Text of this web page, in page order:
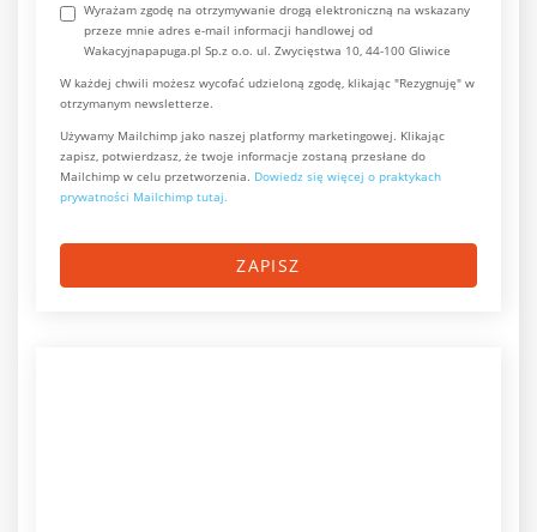
Wyrażam zgodę na otrzymywanie drogą elektroniczną na wskazany
przeze mnie adres e-mail informacji handlowej od
Wakacyjnapapuga.pl Sp.z o.o. ul. Zwycięstwa 10, 44-100 Gliwice
W każdej chwili możesz wycofać udzieloną zgodę, klikając "Rezygnuję" w
otrzymanym newsletterze.
Używamy Mailchimp jako naszej platformy marketingowej. Klikając
zapisz, potwierdzasz, że twoje informacje zostaną przesłane do
Mailchimp w celu przetworzenia. Dowiedz się więcej o praktykach
prywatności Mailchimp tutaj.
ZAPISZ